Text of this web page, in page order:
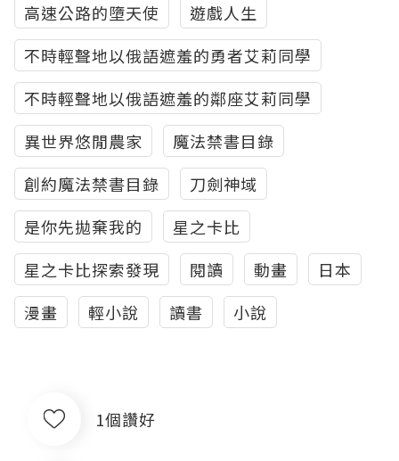
高速公路的墮天使
遊戲人生
不時輕聲地以俄語遮羞的勇者艾莉同學
不時輕聲地以俄語遮羞的鄰座艾莉同學
異世界悠閒農家
魔法禁書目錄
創約魔法禁書目錄
刀劍神域
是你先拋棄我的
星之卡比
星之卡比探索發現
閱讀 動畫
日本
漫畫
輕小說 讀書 小說
1個讚好